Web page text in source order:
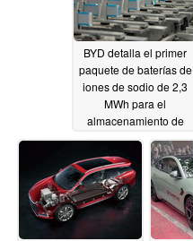
BYD detalla el primer
paquete de baterías de
iones de sodio de 2,3
MWh para el
almacenamiento de
energía a nivel de red
con alta densidad
energética
11/30/2024